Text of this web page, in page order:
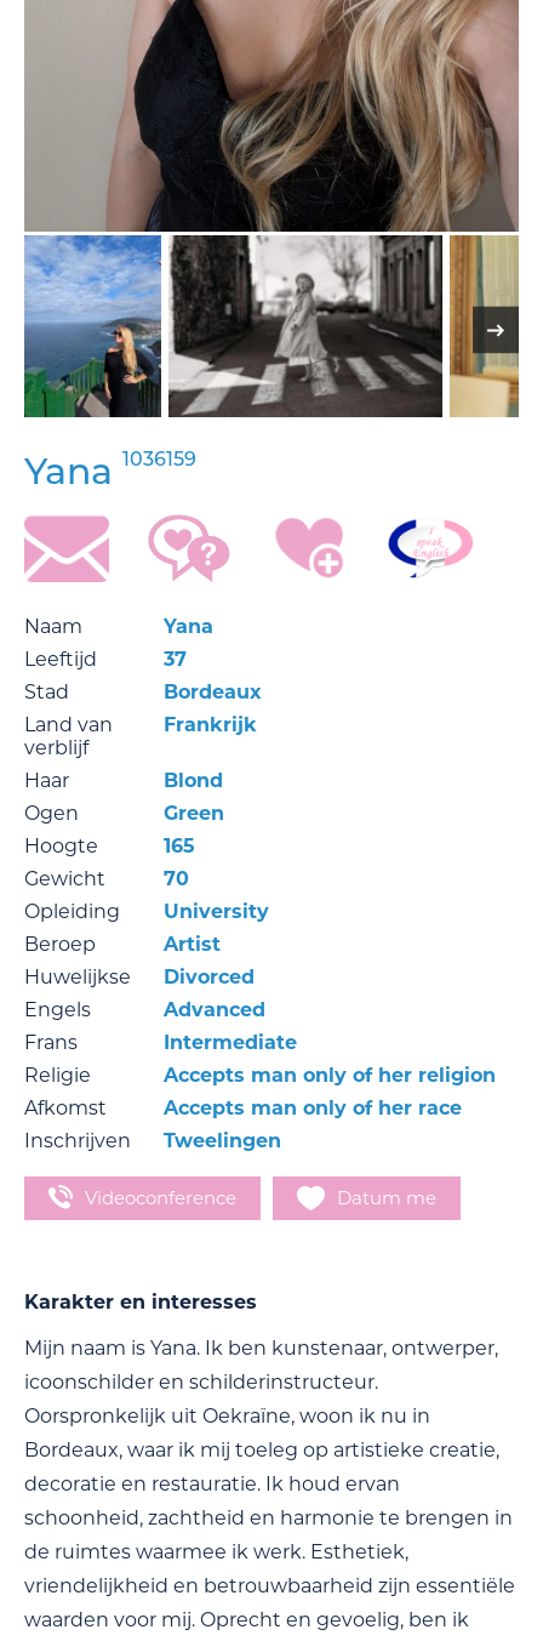
Yana 1036159
Naam
Yana
Leeftijd
37
Stad
Bordeaux
Land van
verblijf
Frankrijk
Haar
Blond
Ogen
Green
Hoogte
165
Gewicht
70
Opleiding
University
Beroep
Artist
Huwelijkse
Divorced
Engels
Advanced
Frans
Intermediate
Religie
Accepts man only of her religion
Afkomst
Accepts man only of her race
Inschrijven
Tweelingen
Videoconference Datum me
Karakter en interesses
Mijn naam is Yana. Ik ben kunstenaar, ontwerper,
icoonschilder en schilderinstructeur.
Oorspronkelijk uit Oekraïne, woon ik nu in
Bordeaux, waar ik mij toeleg op artistieke creatie,
decoratie en restauratie. Ik houd ervan
schoonheid, zachtheid en harmonie te brengen in
de ruimtes waarmee ik werk. Esthetiek,
vriendelijkheid en betrouwbaarheid zijn essentiële
waarden voor mij. Oprecht en gevoelig, ben ik